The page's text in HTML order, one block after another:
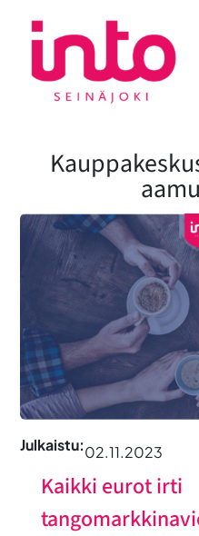
sisältöön
Julkaistu:02.11.2023
Kaikki eurot irti